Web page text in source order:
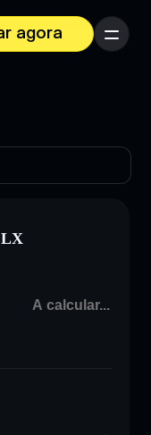
agora
Menu